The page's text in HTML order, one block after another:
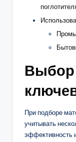
Выбор
При подборе
учитывать
эффективность